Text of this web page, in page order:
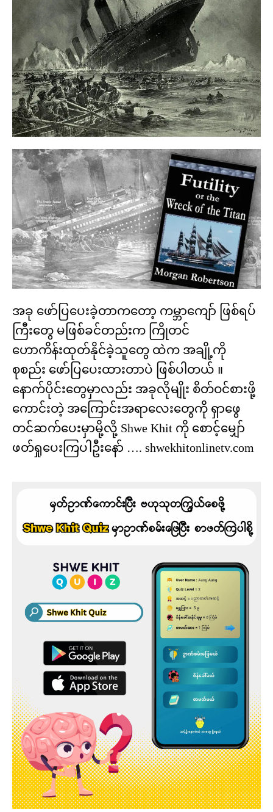
အခု ဖော်ပြပေးခဲ့တာကတော့ ကမ္ဘာကျော် ဖြစ်ရပ်
ကြီးတွေ မဖြစ်ခင်တည်းက ကြိုတင်
ဟောကိန်းထုတ်နိုင်ခဲ့သူတွေ ထဲက အချို့ကို
စုစည်း ဖော်ပြပေးထားတာပဲ ဖြစ်ပါတယ် ။
နောက်ပိုင်းတွေမှာလည်း အခုလိုမျိုး စိတ်ဝင်စားဖို့
ကောင်းတဲ့ အကြောင်းအရာလေးတွေကို ရှာဖွေ
တင်ဆက်ပေးမှာမို့လို့ Shwe Khit ကို စောင့်မျှော်
ဖတ်ရှုပေးကြပါဦးနော် …. shwekhitonlinetv.com